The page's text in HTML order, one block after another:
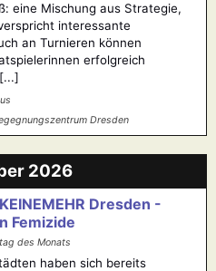
eine Mischung aus Strategie,
interessante
an Turnieren können
erfolgreich
Dresden
2026
KEINEMEHR Dresden -
Femizide
des Monats
haben sich bereits